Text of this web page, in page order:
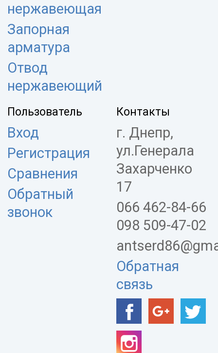
нержавеющая
Запорная
арматура
Отвод
нержавеющий
Пользователь
Вход
Регистрация
Сравнения
Обратный
звонок
Контакты
г. Днепр,
ул.Генерала
Захарченко
17
066 462-84-66
098 509-47-02
Обратная
связь